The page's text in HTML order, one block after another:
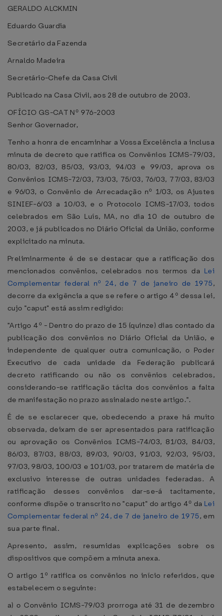
GERALDO ALCKMIN
Eduardo Guardia
Secretário da Fazenda
Arnaldo Madeira
Secretário-Chefe da Casa Civil
Publicado na Casa Civil, aos 28 de outubro de 2003.
OFÍCIO GS-CAT Nº 976-2003
Senhor Governador,
Tenho a honra de encaminhar a Vossa Excelência a inclusa
minuta de decreto que ratifica os Convênios ICMS-79/03,
80/03, 82/03, 85/03, 93/03, 94/03 e 99/03, aprova os
Convênios ICMS-72/03, 73/03, 75/03, 76/03, 77/03, 83/03
e 96/03, o Convênio de Arrecadação nº 1/03, os Ajustes
SINIEF-6/03 a 10/03, e o Protocolo ICMS-17/03, todos
celebrados em São Luís, MA, no dia 10 de outubro de
2003, e já publicados no Diário Oficial da União, conforme
explicitado na minuta.
Preliminarmente é de se destacar que a ratificação dos
mencionados convênios, celebrados nos termos da Lei
Complementar federal nº 24, de 7 de janeiro de 1975,
decorre da exigência a que se refere o artigo 4º dessa lei,
cujo "caput" está assim redigido:
"Artigo 4º - Dentro do prazo de 15 (quinze) dias contado da
publicação dos convênios no Diário Oficial da União, e
independente de qualquer outra comunicação, o Poder
Executivo de cada unidade da Federação publicará
decreto ratificando ou não os convênios celebrados,
considerando-se ratificação tácita dos convênios a falta
de manifestação no prazo assinalado neste artigo.".
É de se esclarecer que, obedecendo a praxe há muito
observada, deixam de ser apresentados para ratificação
ou aprovação os Convênios ICMS-74/03, 81/03, 84/03,
86/03, 87/03, 88/03, 89/03, 90/03, 91/03, 92/03, 95/03,
97/03, 98/03, 100/03 e 101/03, por tratarem de matéria de
exclusivo interesse de outras unidades federadas. A
ratificação desses convênios dar-se-á tacitamente,
conforme dispõe o transcrito no "caput" do artigo 4º da Lei
Complementar federal nº 24, de 7 de janeiro de 1975, em
sua parte final.
Apresento, assim, resumidas explicações sobre os
dispositivos que compõem a minuta anexa.
O artigo 1º ratifica os convênios no início referidos, que
estabelecem o seguinte:
a) o Convênio ICMS-79/03 prorroga até 31 de dezembro